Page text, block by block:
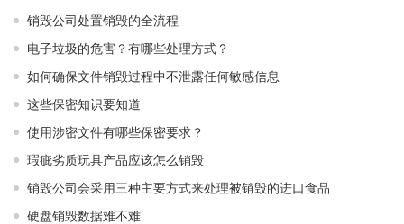
销毁公司处置销毁的全流程
电子垃圾的危害？有哪些处理方式？
如何确保文件销毁过程中不泄露任何敏感信息
这些保密知识要知道
使用涉密文件有哪些保密要求？
瑕疵劣质玩具产品应该怎么销毁
销毁公司会采用三种主要方式来处理被销毁的进口食品
硬盘销毁数据难不难